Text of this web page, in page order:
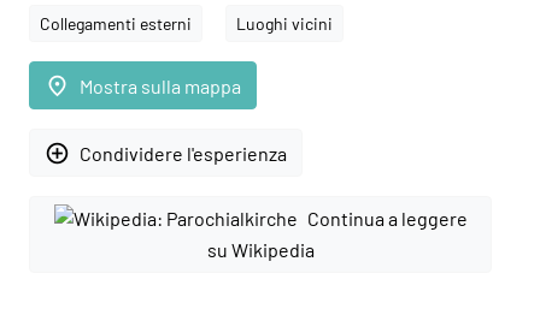
Collegamenti esterni Luoghi vicini
place Mostra sulla mappa
add_circle_outline Condividere l'esperienza
Continua a leggere
su Wikipedia